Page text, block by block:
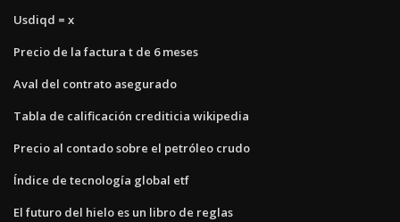
Usdiqd = x
Precio de la factura t de 6 meses
Aval del contrato asegurado
Tabla de calificación crediticia wikipedia
Precio al contado sobre el petróleo crudo
Índice de tecnología global etf
El futuro del hielo es un libro de reglas